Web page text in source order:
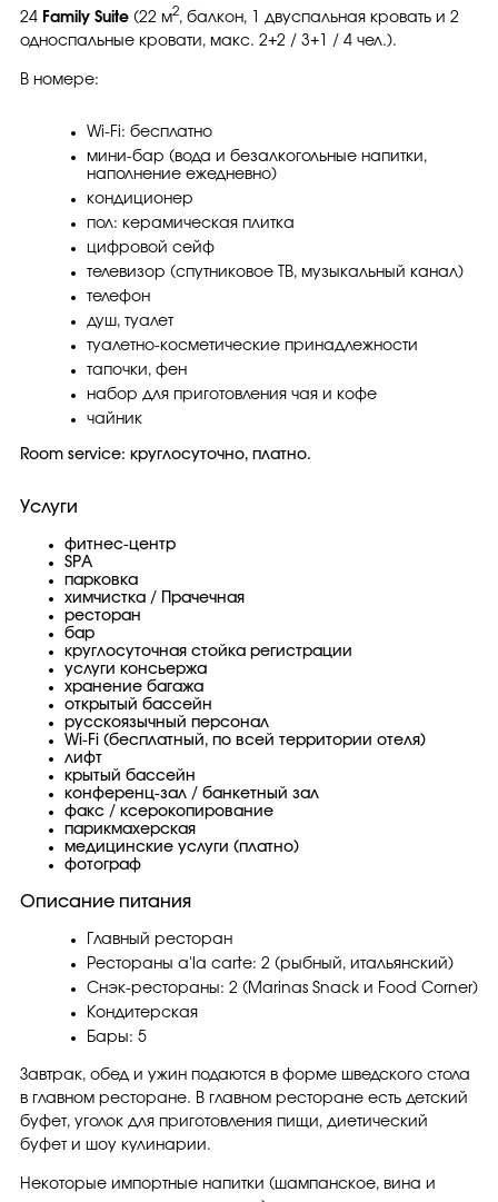
24 Family Suite (22 м2, балкон, 1 двуспальная кровать и 2
односпальные кровати, макс. 2+2 / 3+1 / 4 чел.).
В номере:
Wi-Fi: бесплатно
мини-бар (вода и безалкогольные напитки,
наполнение ежедневно)
кондиционер
пол: керамическая плитка
цифровой сейф
телевизор (спутниковое ТВ, музыкальный канал)
телефон
душ, туалет
туалетно-косметические принадлежности
тапочки, фен
набор для приготовления чая и кофе
чайник
Room service: круглосуточно, платно.
Услуги
фитнес-центр
SPA
парковка
химчистка / Прачечная
ресторан
бар
круглосуточная стойка регистрации
услуги консьержа
хранение багажа
открытый бассейн
русскоязычный персонал
Wi-Fi (бесплатный, по всей территории отеля)
лифт
крытый бассейн
конференц-зал / банкетный зал
факс / ксерокопирование
парикмахерская
медицинские услуги (платно)
фотограф
Описание питания
Главный ресторан
Рестораны a'la carte: 2 (рыбный, итальянский)
Снэк-рестораны: 2 (Мarinas Snack и Food Corner)
Кондитерская
Бары: 5
Завтрак, обед и ужин подаются в форме шведского стола
в главном ресторане. В главном ресторане есть детский
буфет, уголок для приготовления пищи, диетический
буфет и шоу кулинарии.
Некоторые импортные напитки (шампанское, вина и